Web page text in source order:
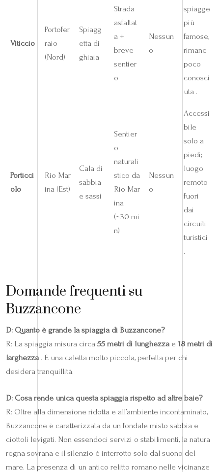
Viticcio
Portofer
raio
(Nord)
Spiagg
etta di
ghiaia
Strada
asfaltat
a +
breve
sentier
o
Nessun
o
spiagge
più
famose,
rimane
poco
conosci
uta .
Porticci
olo
Rio Mar
ina (Est)
Cala di
sabbia
e sassi
Sentier
o
naturali
stico da
Rio Mar
ina
(~30 mi
n)
Nessun
o
Accessi
bile
solo a
piedi;
luogo
remoto
fuori
dai
circuiti
turistici
.
Domande frequenti su
Buzzancone
D: Quanto è grande la spiaggia di Buzzancone?
R: La spiaggia misura circa 55 metri di lunghezza e 18 metri di
larghezza . È una caletta molto piccola, perfetta per chi
desidera tranquillità.
D: Cosa rende unica questa spiaggia rispetto ad altre baie?
R: Oltre alla dimensione ridotta e all’ambiente incontaminato,
Buzzancone è caratterizzata da un fondale misto sabbia e
ciottoli levigati. Non essendoci servizi o stabilimenti, la natura
regna sovrana e il silenzio è interrotto solo dal suono del
mare. La presenza di un antico relitto romano nelle vicinanze